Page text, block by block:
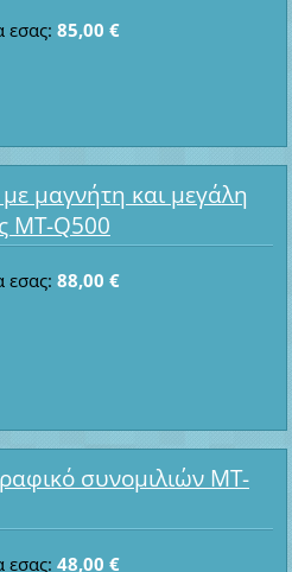
εσας: 85,00 €
μαγνήτη και μεγάλη
MT-Q500
εσας: 88,00 €
συνομιλιών MT-
εσας: 48,00 €